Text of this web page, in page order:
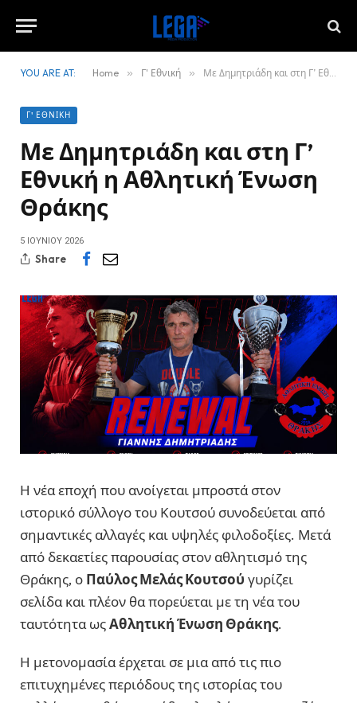
YOU ARE AT: Home » Γ' Εθνική » Με Δημητριάδη και στη Γ’ Εθνική η Αθλητική Ένωση Θράκης
Γ' ΕΘΝΙΚΉ
Με Δημητριάδη και στη Γ’
Εθνική η Αθλητική Ένωση
Θράκης
5 ΙΟΥΝΊΟΥ 2026
Share
Η νέα εποχή που ανοίγεται μπροστά στον
ιστορικό σύλλογο του Κουτσού συνοδεύεται από
σημαντικές αλλαγές και υψηλές φιλοδοξίες. Μετά
από δεκαετίες παρουσίας στον αθλητισμό της
Θράκης, ο Παύλος Μελάς Κουτσού γυρίζει
σελίδα και πλέον θα πορεύεται με τη νέα του
ταυτότητα ωςΑθλητική Ένωση Θράκης.
Η μετονομασία έρχεται σε μια από τις πιο
επιτυχημένες περιόδους της ιστορίας του